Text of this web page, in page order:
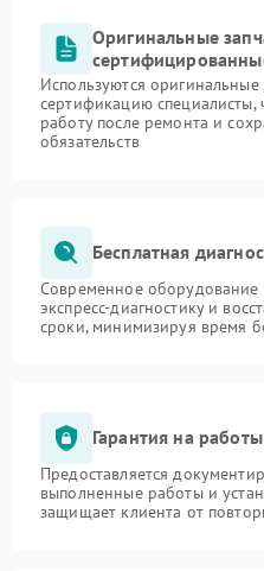
Оригинальные
Используются
сертификацию специалисты,
работу после ремонта и
обязательств
Бесплатная
Современное оборудование
экспресс-диагностику и
сроки, минимизируя время
Гарантия на
Предоставляется
выполненные работы и
защищает клиента от